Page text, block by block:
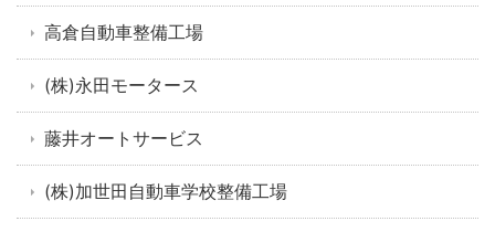
高倉自動車整備工場
(株)永田モータース
藤井オートサービス
(株)加世田自動車学校整備工場